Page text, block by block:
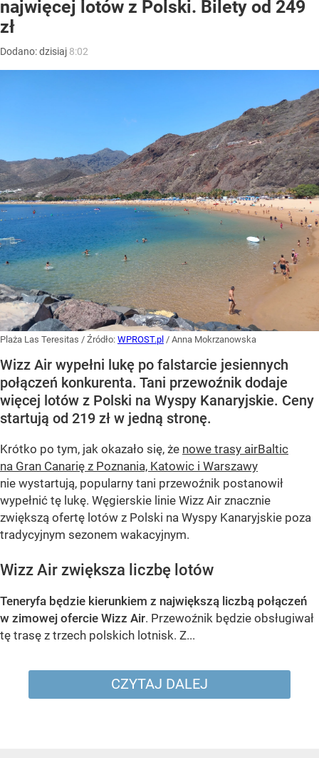
najwięcej lotów z Polski. Bilety od 249
zł
Dodano:dzisiaj 8:02
Plaża Las Teresitas / Źródło: WPROST.pl / Anna Mokrzanowska
Wizz Air wypełni lukę po falstarcie jesiennych
połączeń konkurenta. Tani przewoźnik dodaje
więcej lotów z Polski na Wyspy Kanaryjskie. Ceny
startują od 219 zł w jedną stronę.
Krótko po tym, jak okazało się, że nowe trasy airBaltic
na Gran Canarię z Poznania, Katowic i Warszawy
nie wystartują, popularny tani przewoźnik postanowił
wypełnić tę lukę. Węgierskie linie Wizz Air znacznie
zwiększą ofertę lotów z Polski na Wyspy Kanaryjskie poza
tradycyjnym sezonem wakacyjnym.
Wizz Air zwiększa liczbę lotów
Teneryfa będzie kierunkiem z największą liczbą połączeń
w zimowej ofercie Wizz Air. Przewoźnik będzie obsługiwał
tę trasę z trzech polskich lotnisk. Z...
CZYTAJ DALEJ